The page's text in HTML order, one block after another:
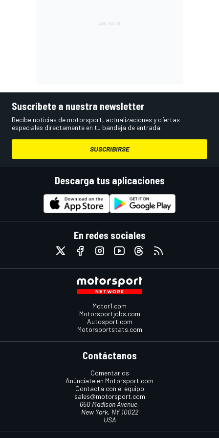
Suscríbete a nuestra newsletter
Recibe noticias de motorsport, actualizaciones y ofertas
especiales directamente en tu bandeja de entrada.
SUSCRIBIRSE
Descarga tus aplicaciones
En redes sociales
Motor1.com
Motorsportjobs.com
Autosport.com
Motorsportstats.com
Contáctanos
Comentarios
Anúnciate en Motorsport.com
Contacta con el equipo
sales@motorsport.com
650 Madison Avenue,
New York, NY 10022
USA